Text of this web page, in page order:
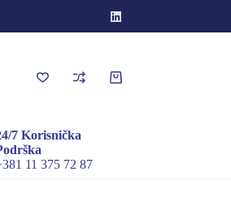
Korpa
7 Korisnička
11 375 72 87